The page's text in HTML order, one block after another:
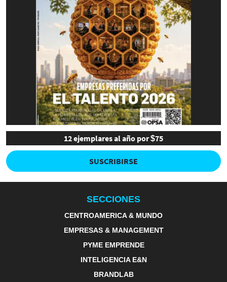
12 ejemplares al año por $75
SUSCRIBIRSE
SECCIONES
CENTROAMERICA & MUNDO
EMPRESAS & MANAGEMENT
PYME EMPRENDE
INTELIGENCIA E&N
BRANDLAB